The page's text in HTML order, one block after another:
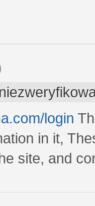
login
in it,
site, and